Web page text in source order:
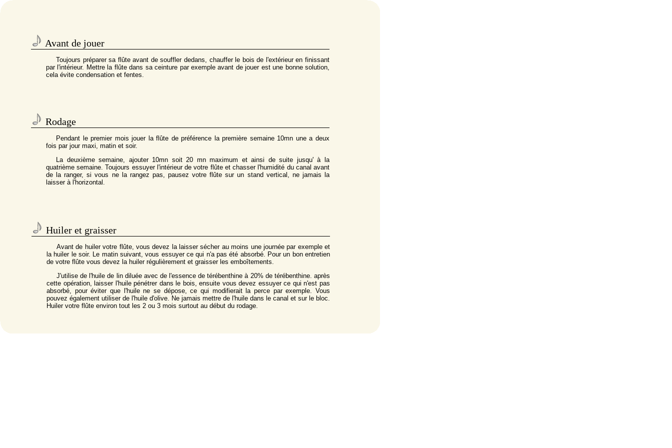
Rodage
Pendant le premier mois jouer la flûte de préférence la première semaine 10mn une a deux
fois par jour maxi, matin et soir.
La deuxième semaine, ajouter 10mn soit 20 mn maximum et ainsi de suite jusqu' à la
quatrième semaine. Toujours essuyer l'intérieur de votre flûte et chasser l'humidité du canal avant
de la ranger, si vous ne la rangez pas, pausez votre flûte sur un stand vertical, ne jamais la
laisser à l'horizontal.
Avant de jouer
Toujours préparer sa flûte avant de souffler dedans, chauffer le bois de l'extérieur en finissant
par l'intérieur. Mettre la flûte dans sa ceinture par exemple avant de jouer est une bonne solution,
cela évite condensation et fentes.
Huiler et graisser
Avant de huiler votre flûte, vous devez la laisser sécher au moins une journée par exemple et
la huiler le soir. Le matin suivant, vous essuyer ce qui n'a pas été absorbé. Pour un bon entretien
de votre flûte vous devez la huiler régulièrement et graisser les emboîtements.
J'utilise de l'huile de lin diluée avec de l'essence de térébenthine à 20% de térébenthine. après
cette opération, laisser l'huile pénétrer dans le bois, ensuite vous devez essuyer ce qui n'est pas
absorbé, pour éviter que l'huile ne se dépose, ce qui modifierait la perce par exemple. Vous
pouvez également utiliser de l'huile d'olive. Ne jamais mettre de l'huile dans le canal et sur le bloc.
Huiler votre flûte environ tout les 2 ou 3 mois surtout au début du rodage.